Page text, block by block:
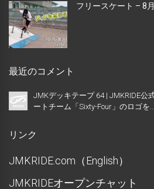
フリースケート – 8
最近のコメント
JMKデッキテープ 64 | JMKRIDE公
ートチーム「Sixty-Four」のロゴを...
リンク
JMKRIDE.com（English）
JMKRIDEオープンチャット